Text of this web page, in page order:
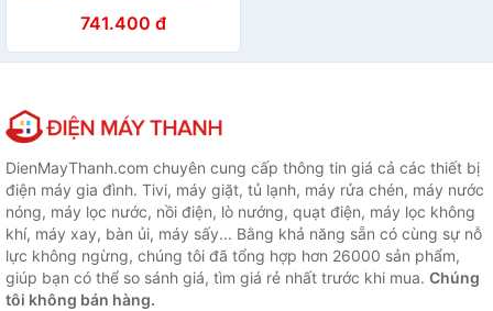
Nhật Bản741.400 đ
DienMayThanh.com chuyên cung cấp thông tin giá cả các thiết bị
điện máy gia đình. Tivi, máy giặt, tủ lạnh, máy rửa chén, máy nước
nóng, máy lọc nước, nồi điện, lò nướng, quạt điện, máy lọc không
khí, máy xay, bàn ủi, máy sấy... Bằng khả năng sẵn có cùng sự nỗ
lực không ngừng, chúng tôi đã tổng hợp hơn 26000 sản phẩm,
giúp bạn có thể so sánh giá, tìm giá rẻ nhất trước khi mua. Chúng
tôi không bán hàng.